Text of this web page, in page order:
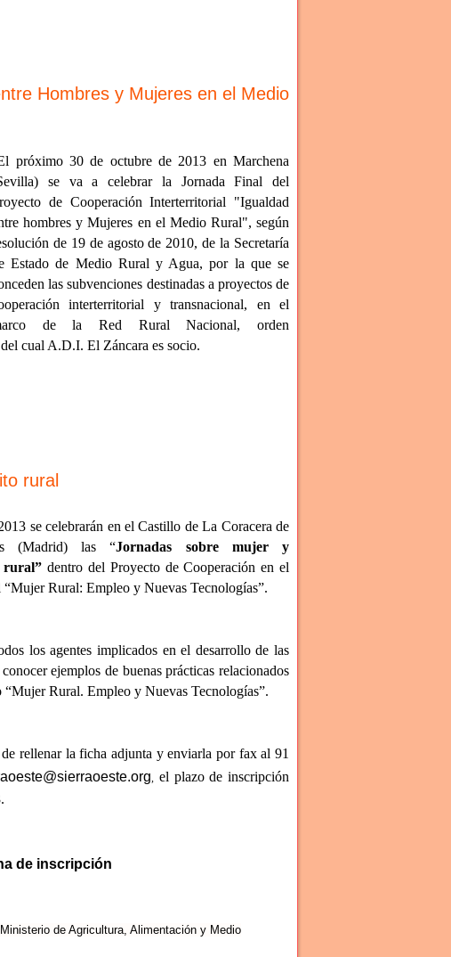
Hombres y Mujeres en el Medio
próximo 30 de octubre de 2013 en Marchena
se va a celebrar la Jornada Final del
de Cooperación Interterritorial "Igualdad
hombres y Mujeres en el Medio Rural", según
de 19 de agosto de 2010, de la Secretaría
Estado de Medio Rural y Agua, por la que se
las subvenciones destinadas a proyectos de
interterritorial y transnacional, en el
de la Red Rural Nacional, orden
cual A.D.I. El Záncara es socio.
rural
se celebrarán en el Castillo de La Coracera de
(Madrid) las “Jornadas sobre mujer y
rural” dentro del Proyecto de Cooperación en el
Rural: Empleo y Nuevas Tecnologías”.
los agentes implicados en el desarrollo de las
ejemplos de buenas prácticas relacionados
“Mujer Rural. Empleo y Nuevas Tecnologías”.
rellenar la ficha adjunta y enviarla por fax al 91
, el plazo de inscripción
de inscripción
de Agricultura, Alimentación y Medio